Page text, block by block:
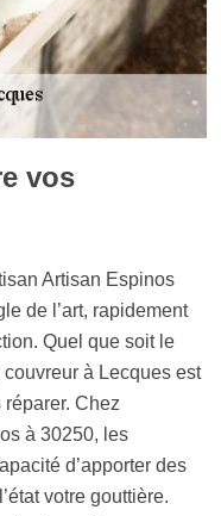
vos
Artisan Espinos
de l’art, rapidement
Quel que soit le
à Lecques est
Chez
à 30250, les
d’apporter des
votre gouttière.